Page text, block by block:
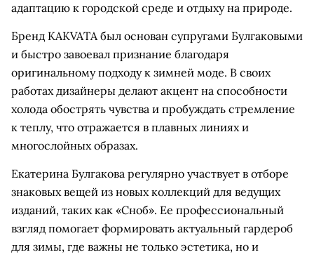
адаптацию к городской среде и отдыху на природе.
Бренд KAKVATA был основан супругами Булгаковыми
и быстро завоевал признание благодаря
оригинальному подходу к зимней моде. В своих
работах дизайнеры делают акцент на способности
холода обострять чувства и пробуждать стремление
к теплу, что отражается в плавных линиях и
многослойных образах.
Екатерина Булгакова регулярно участвует в отборе
знаковых вещей из новых коллекций для ведущих
изданий, таких как «Сноб». Ее профессиональный
взгляд помогает формировать актуальный гардероб
для зимы, где важны не только эстетика, но и